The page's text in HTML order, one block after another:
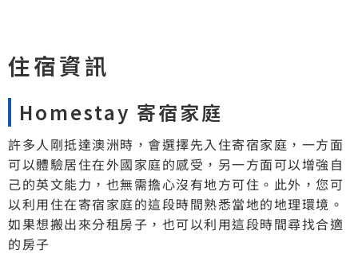
住宿資訊
Homestay 寄宿家庭
許多人剛抵達澳洲時，會選擇先入住寄宿家庭，一方面
可以體驗居住在外國家庭的感受，另一方面可以增強自
己的英文能力，也無需擔心沒有地方可住。此外，您可
以利用住在寄宿家庭的這段時間熟悉當地的地理環境。
如果想搬出來分租房子，也可以利用這段時間尋找合適
的房子